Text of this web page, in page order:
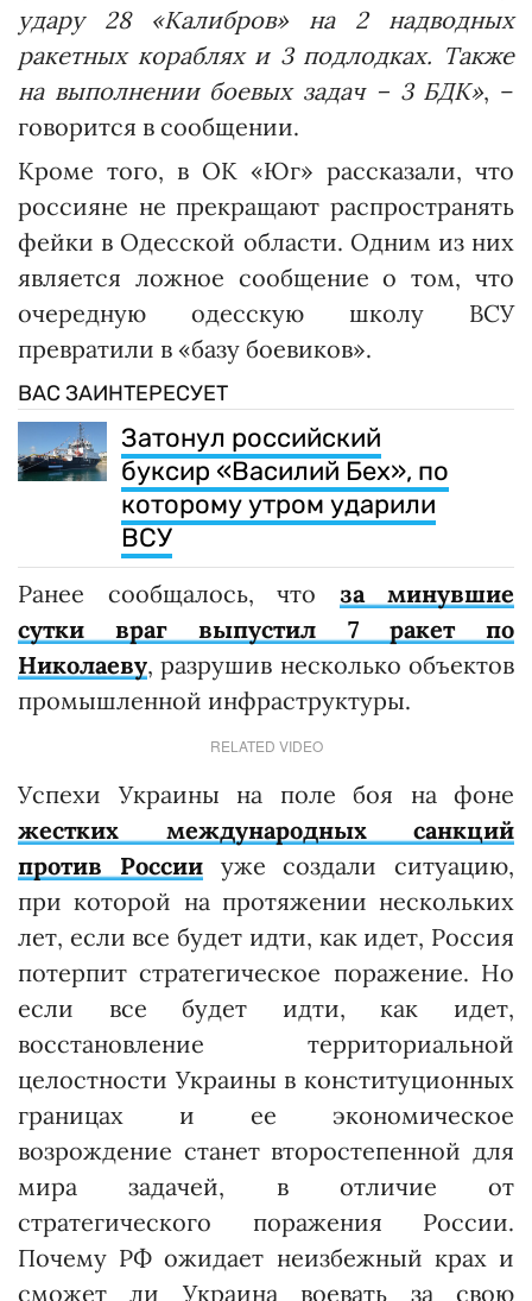
удару 28 «Калибров» на 2 надводных
ракетных кораблях и 3 подлодках. Также
на выполнении боевых задач – 3 БДК», –
говорится в сообщении.
Кроме того, в ОК «Юг» рассказали, что
россияне не прекращают распространять
фейки в Одесской области. Одним из них
является ложное сообщение о том, что
очередную одесскую школу ВСУ
превратили в «базу боевиков».
ВАС ЗАИНТЕРЕСУЕТ
Затонул российский
буксир «Василий Бех», по
которому утром ударили
ВСУ
Ранее сообщалось, что за минувшие
сутки враг выпустил 7 ракет по
Николаеву, разрушив несколько объектов
промышленной инфраструктуры.
RELATED VIDEO
Успехи Украины на поле боя на фоне
жестких международных санкций
против Россииуже создали ситуацию,
при которой на протяжении нескольких
лет, если все будет идти, как идет, Россия
потерпит стратегическое поражение. Но
если все будет идти, как идет,
восстановление территориальной
целостности Украины в конституционных
границах и ее экономическое
возрождение станет второстепенной для
мира задачей, в отличие от
стратегического поражения России.
Почему РФ ожидает неизбежный крах и
сможет ли Украина воевать за свою